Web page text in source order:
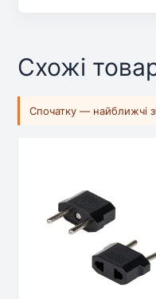
Схожі
Спочатку — найближчі